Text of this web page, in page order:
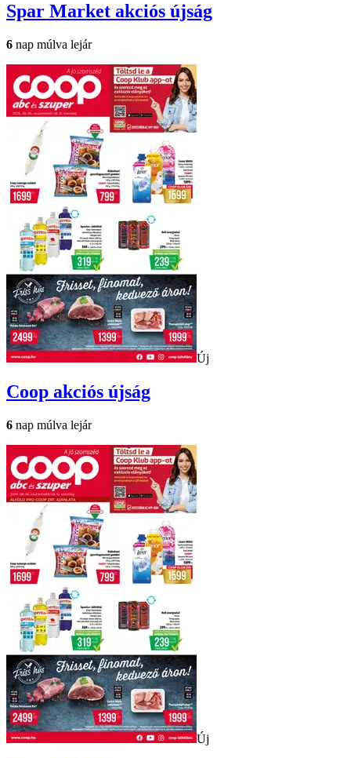
Spar Market akciós újság
6 nap múlva lejár
Új
Coop akciós újság
6 nap múlva lejár
Új